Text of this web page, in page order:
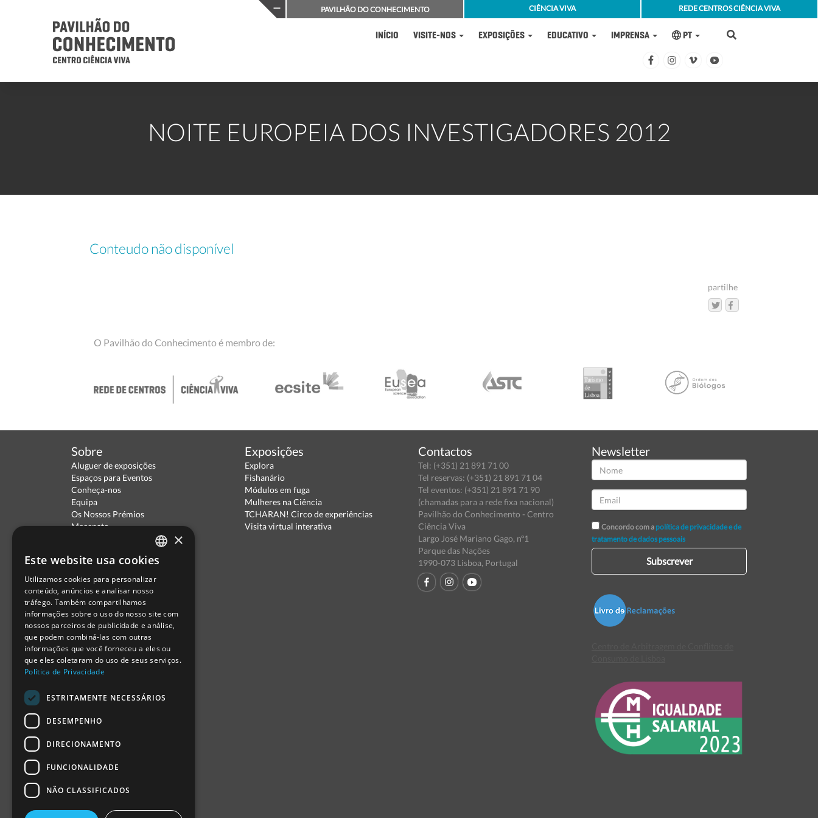
PAVILHÃO DO CONHECIMENTO CIÊNCIA VIVA REDE CENTROS CIÊNCIA VIVA
INÍCIO VISITE-NOS EXPOSIÇÕES EDUCATIVO IMPRENSA PT
NOITE EUROPEIA DOS INVESTIGADORES 2012
Conteudo não disponível
partilhe
O Pavilhão do Conhecimento é membro de:
Sobre
Aluguer de exposições
Espaços para Eventos
Conheça-nos
Equipa
Os Nossos Prémios
Mecenato
Termos de Utilização
Escola Ciência Viva
Contactar
Relatório Anual RCN 2024
Relatório Intercalar RCN 2025
Exposições
Explora
Fishanário
Módulos em fuga
Mulheres na Ciência
TCHARAN! Circo de experiências
Visita virtual interativa
Contactos
Tel: (+351) 21 891 71 00
Tel reservas: (+351) 21 891 71 04
Tel eventos: (+351) 21 891 71 90
(chamadas para a rede fixa nacional)
Pavilhão do Conhecimento - Centro
Ciência Viva
Largo José Mariano Gago, nº1
Parque das Nações
1990-073 Lisboa, Portugal
Newsletter
Concordo com a política de privacidade e de
tratamento de dados pessoais
Subscrever
PORTUGUESE
ENGLISH
SPANISH
×
Este website usa cookies
Utilizamos cookies para personalizar
conteúdo, anúncios e analisar nosso
tráfego. Também compartilhamos
informações sobre o uso do nosso site com
nossos parceiros de publicidade e análise,
que podem combiná-las com outras
informações que você forneceu a eles ou
que eles coletaram do uso de seus serviços.
Política de Privacidade
ESTRITAMENTE NECESSÁRIOS
DESEMPENHO
DIRECIONAMENTO
FUNCIONALIDADE
NÃO CLASSIFICADOS